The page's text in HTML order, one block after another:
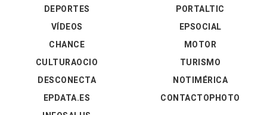
DEPORTES
VÍDEOS
PORTALTIC
EPSOCIAL
CHANCE
CULTURAOCIO
DESCONECTA
EPDATA.ES
MOTOR
TURISMO
NOTIMÉRICA
CONTACTOPHOTO